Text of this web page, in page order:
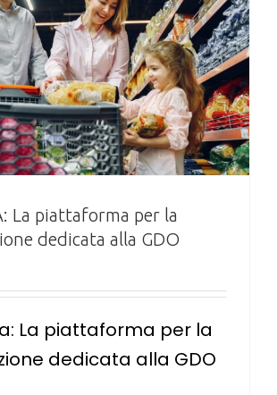
La piattaforma per la
dedicata alla GDO
La piattaforma per la
dedicata alla GDO